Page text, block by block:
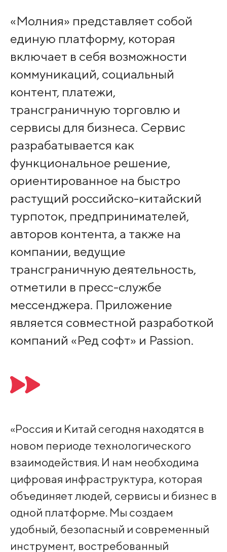
«Молния» представляет собой
единую платформу, которая
включает в себя возможности
коммуникаций, социальный
контент, платежи,
трансграничную торговлю и
сервисы для бизнеса. Сервис
разрабатывается как
функциональное решение,
ориентированное на быстро
растущий российско-китайский
турпоток, предпринимателей,
авторов контента, а также на
компании, ведущие
трансграничную деятельность,
отметили в пресс-службе
мессенджера. Приложение
является совместной разработкой
компаний «Ред софт» и Passion.
«Россия и Китай сегодня находятся в
новом периоде технологического
взаимодействия. И нам необходима
цифровая инфраструктура, которая
объединяет людей, сервисы и бизнес в
одной платформе. Мы создаем
удобный, безопасный и современный
инструмент, востребованный